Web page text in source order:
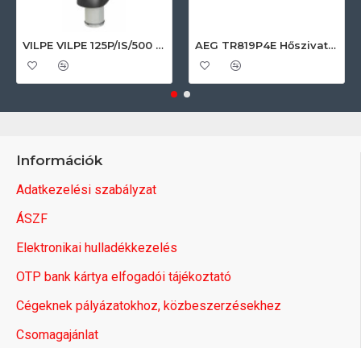
VILPE VILPE 125P/IS/500 FLOW tetőszellőző, fekete Szellőztető ventilátor tartozékok AEG TR819P4E Hőszivattyús szárítógép
Információk
Adatkezelési szabályzat
ÁSZF
Elektronikai hulladékkezelés
OTP bank kártya elfogadói tájékoztató
Cégeknek pályázatokhoz, közbeszerzésekhez
Csomagajánlat